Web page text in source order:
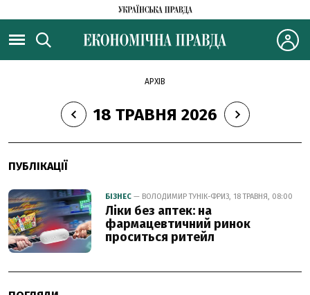
АРХІВ
18 ТРАВНЯ 2026
ПУБЛІКАЦІЇ
БІЗНЕС — ВОЛОДИМИР ТУНІК-ФРИЗ, 18 ТРАВНЯ, 08:00
Ліки без аптек: на
фармацевтичний ринок
проситься ритейл